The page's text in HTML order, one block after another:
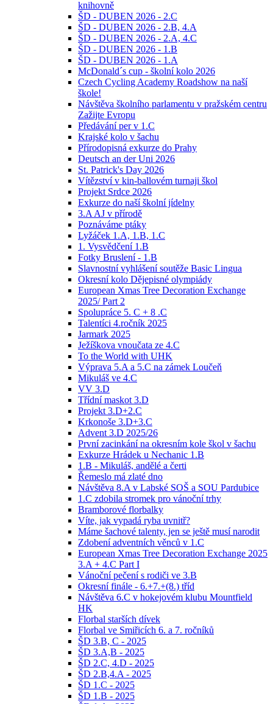
knihovně
ŠD - DUBEN 2026 - 2.C
ŠD - DUBEN 2026 - 2.B, 4.A
ŠD - DUBEN 2026 - 2.A, 4.C
ŠD - DUBEN 2026 - 1.B
ŠD - DUBEN 2026 - 1.A
McDonald´s cup - školní kolo 2026
Czech Cycling Academy Roadshow na naší
škole!
Návštěva školního parlamentu v pražském centru
Zažijte Evropu
Předávání per v 1.C
Krajské kolo v šachu
Přírodopisná exkurze do Prahy
Deutsch an der Uni 2026
St. Patrick's Day 2026
Vítězství v kin-ballovém turnaji škol
Projekt Srdce 2026
Exkurze do naší školní jídelny
3.A AJ v přírodě
Poznáváme ptáky
Lyžáček 1.A, 1.B, 1.C
1. Vysvědčení 1.B
Fotky Bruslení - 1.B
Slavnostní vyhlášení soutěže Basic Lingua
Okresní kolo Dějepisné olympiády
European Xmas Tree Decoration Exchange
2025/ Part 2
Spolupráce 5. C + 8 .C
Talentíci 4.ročník 2025
Jarmark 2025
Ježíškova vnoučata ze 4.C
To the World with UHK
Výprava 5.A a 5.C na zámek Loučeň
Mikuláš ve 4.C
VV 3.D
Třídní maskot 3.D
Projekt 3.D+2.C
Krkonoše 3.D+3.C
Advent 3.D 2025/26
První zacinkání na okresním kole škol v šachu
Exkurze Hrádek u Nechanic 1.B
1.B - Mikuláš, andělé a čerti
Řemeslo má zlaté dno
Návštěva 8.A v Labské SOŠ a SOU Pardubice
1.C zdobila stromek pro vánoční trhy
Bramborové florbalky
Víte, jak vypadá ryba uvnitř?
Máme šachové talenty, jen se ještě musí narodit
Zdobení adventních věnců v 1.C
European Xmas Tree Decoration Exchange 2025
3.A + 4.C Part I
Vánoční pečení s rodiči ve 3.B
Okresní finále - 6.+7.+(8.) tříd
Návštěva 6.C v hokejovém klubu Mountfield
HK
Florbal starších dívek
Florbal ve Smiřicích 6. a 7. ročníků
ŠD 3.B, C - 2025
ŠD 3.A,B - 2025
ŠD 2.C, 4.D - 2025
ŠD 2.B,4.A - 2025
ŠD 1.C - 2025
ŠD 1.B - 2025